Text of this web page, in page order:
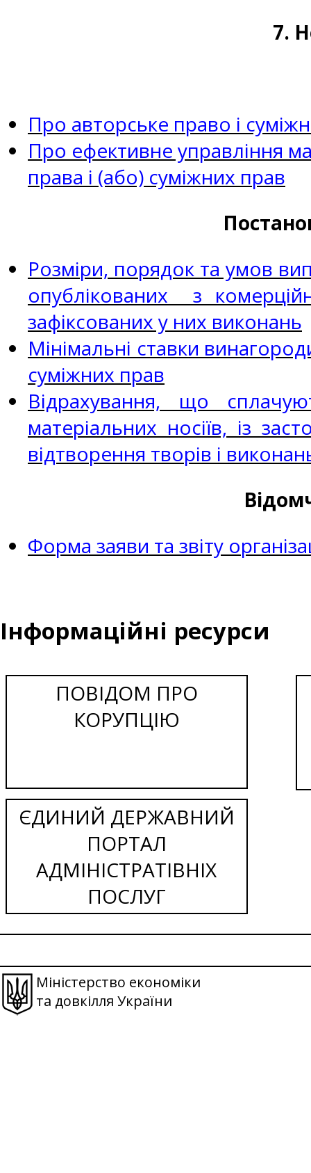
7.
Про авторське право і
Про ефективне управління
права і (або) суміжних прав
Розміри, порядок та умов
опублікованих з
зафіксованих у них виконань
Мінімальні ставки
суміжних прав
Відрахування, що
матеріальних носіїв, із
відтворення творів і
Форма заяви та звіту
Інформаційні ресурси
ПОВІДОМ ПРО
КОРУПЦІЮ
ЄДИНИЙ ДЕРЖАВНИЙ
ПОРТАЛ
АДМІНІСТРАТІВНІХ
ПОСЛУГ
Міністерство економіки
та довкілля України